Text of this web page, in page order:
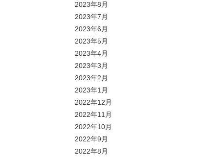
2023年8月
2023年7月
2023年6月
2023年5月
2023年4月
2023年3月
2023年2月
2023年1月
2022年12月
2022年11月
2022年10月
2022年9月
2022年8月